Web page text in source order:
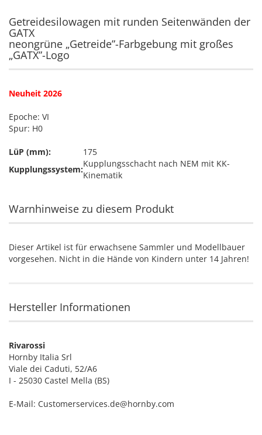
Getreidesilowagen mit runden Seitenwänden der
GATX
neongrüne „Getreide”-Farbgebung mit großes
„GATX”-Logo
Neuheit 2026
Epoche: VI
Spur: H0
LüP (mm):
175
Kupplungssystem:
Kupplungsschacht nach NEM mit KK-
Kinematik
Warnhinweise zu diesem Produkt
Dieser Artikel ist für erwachsene Sammler und Modellbauer
vorgesehen. Nicht in die Hände von Kindern unter 14 Jahren!
Hersteller Informationen
Rivarossi
Hornby Italia Srl
Viale dei Caduti, 52/A6
I - 25030 Castel Mella (BS)
E-Mail: Customerservices.de@hornby.com